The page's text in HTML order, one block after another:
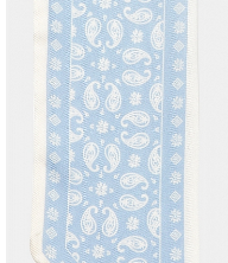
Москва
Да, все верно